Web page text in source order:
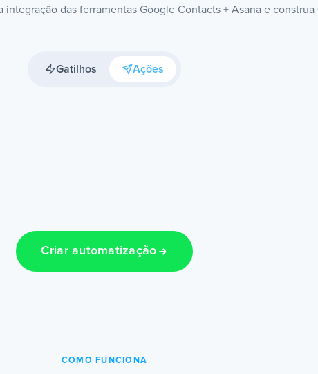
das ferramentas Google Contacts + Asana e construa
Gatilhos Ações
Criar automatização
COMO FUNCIONA